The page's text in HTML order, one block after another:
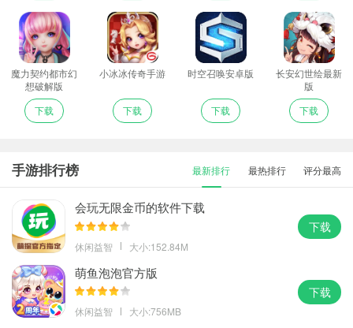
魔力契约都市幻
想破解版
下载
小冰冰传奇手游
下载
时空召唤安卓版
下载
长安幻世绘最新
版
下载
手游排行榜 最新排行 最热排行 评分最高
会玩无限金币的软件下载
休闲益智 大小:152.84M
下载
萌鱼泡泡官方版
休闲益智 大小:756MB
下载